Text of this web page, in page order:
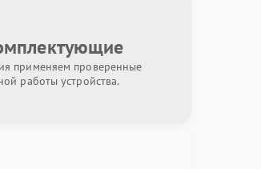
применяем проверенные
работы устройства.